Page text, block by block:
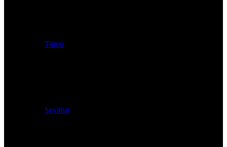
Tümü
Seyahat